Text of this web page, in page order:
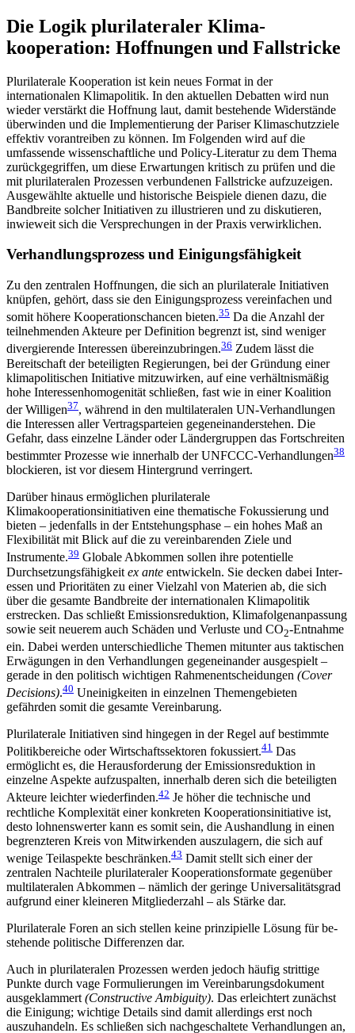
Die Logik plurilateraler Klima­
kooperation: Hoffnungen und Fallstricke
Plurilaterale Kooperation ist kein neues Format in der
internationalen Klimapolitik. In den aktuellen Debatten wird nun
wieder verstärkt die Hoffnung laut, damit bestehende Widerstände
überwinden und die Implementierung der Pariser Klimaschutzziele
effektiv vorantreiben zu können. Im Folgenden wird auf die
umfassende wissenschaftliche und Policy-Literatur zu dem Thema
zurückgegriffen, um diese Erwartungen kritisch zu prüfen und die
mit pluri­lateralen Prozessen verbundenen Fallstricke auf­zuzeigen.
Ausgewählte aktuelle und historische Bei­spiele dienen dazu, die
Bandbreite solcher Initiativen zu illustrieren und zu diskutieren,
inwieweit sich die Versprechungen in der Praxis verwirklichen.
Verhandlungsprozess und Einigungsfähigkeit
Zu den zentralen Hoffnungen, die sich an plurilaterale Initiativen
knüpfen, gehört, dass sie den Einigungs­prozess vereinfachen und
somit höhere Kooperations­chancen bieten.35 Da die Anzahl der
teilnehmenden Akteure per Definition begrenzt ist, sind weniger
divergierende Interessen übereinzubringen.36 Zudem lässt die
Bereitschaft der beteiligten Regierungen, bei der Gründung einer
klimapolitischen Initiative mit­zuwirken, auf eine verhältnismäßig
hohe Interessen­homogenität schließen, fast wie in einer Koalition
der Willigen37, während in den multilateralen UN-Ver­handlungen
die Interessen aller Vertragsparteien gegeneinanderstehen. Die
Gefahr, dass einzelne Län­der oder Ländergruppen das Fortschreiten
bestimmter Prozesse wie innerhalb der UNFCCC-Verhandlungen38
blockieren, ist vor diesem Hintergrund verringert.
Darüber hinaus ermöglichen plurilaterale
Klimakooperationsinitiativen eine thematische Fokussierung und
bieten – jedenfalls in der Entstehungs­phase – ein hohes Maß an
Flexibilität mit Blick auf die zu vereinbarenden Ziele und
Instrumente.39 Glo­bale Abkommen sollen ihre potentielle
Durchsetzungs­fähigkeit ex ante entwickeln. Sie decken dabei Inter­
essen und Prioritäten zu einer Vielzahl von Materien ab, die sich
über die gesamte Bandbreite der inter­nationalen Klimapolitik
erstrecken. Das schließt Emissionsreduktion, Klimafolgenanpassung
sowie seit neuerem auch Schäden und Verluste und CO2-Ent­nahme
ein. Dabei werden unterschiedliche Themen mitunter aus taktischen
Erwägungen in den Verhandlungen gegeneinander ausgespielt –
gerade in den politisch wichtigen Rahmenentscheidungen (Cover
Decisions).40 Uneinigkeiten in einzelnen Themen­gebieten
gefährden somit die gesamte Vereinbarung.
Plurilaterale Initiativen sind hingegen in der Regel auf bestimmte
Politikbereiche oder Wirtschaftssektoren fokussiert.41 Das
ermöglicht es, die Herausforderung der Emissionsreduktion in
einzelne Aspekte aufzuspalten, innerhalb deren sich die beteiligten
Akteure leichter wiederfinden.42 Je höher die tech­nische und
rechtliche Komplexität einer konkreten Kooperationsinitiative ist,
desto lohnenswerter kann es somit sein, die Aushandlung in einen
begrenzteren Kreis von Mitwirkenden auszulagern, die sich auf
wenige Teilaspekte beschränken.43 Damit stellt sich einer der
zentralen Nachteile plurilateraler Kooperationsformate gegenüber
multilateralen Abkommen – nämlich der geringe Universalitätsgrad
aufgrund einer kleineren Mitgliederzahl – als Stärke dar.
Plurilaterale Foren an sich stellen keine prinzipielle Lösung für be­
stehende politische Differenzen dar.
Auch in plurilateralen Prozessen werden jedoch häufig strittige
Punkte durch vage Formulierungen im Vereinbarungsdokument
ausgeklammert (Con­structive Ambiguity). Das erleichtert zunächst
die Einigung; wichtige Details sind damit allerdings erst noch
auszuhandeln. Es schließen sich nachgeschal­tete Verhandlungen an,